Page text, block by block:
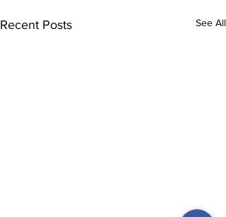
Recent Posts See All